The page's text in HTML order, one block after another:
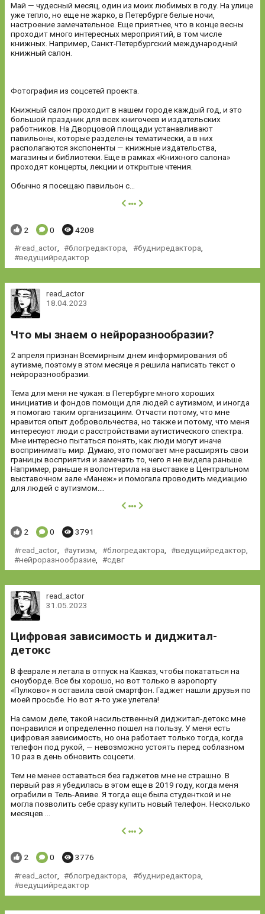
Май — чудесный месяц, один из моих любимых в году. На улице
уже тепло, но еще не жарко, в Петербурге белые ночи,
настроение замечательное. Еще приятнее, что в конце весны
проходит много интересных мероприятий, в том числе
книжных. Например, Санкт-Петербургский международный
книжный салон.
Фотография из соцсетей проекта.
Книжный салон проходит в нашем городе каждый год, и это
большой праздник для всех книгочеев и издательских
работников. На Дворцовой площади устанавливают
павильоны, которые разделены тематически, а в них
располагаются экспоненты — книжные издательства,
магазины и библиотеки. Еще в рамках «Книжного салона»
проходят концерты, лекции и открытые чтения.
Обычно я посещаю павильон с...
далее
Понравилось:
2 Комментариев:
0 Просмотров:
4208
read_actor, блогредактора, будниредактора,
ведущийредактор
read_actor
18.04.2023
Что мы знаем о нейроразнообразии?
2 апреля признан Всемирным днем информирования об
аутизме, поэтому в этом месяце я решила написать текст о
нейроразнообразии.
Тема для меня не чужая: в Петербурге много хороших
инициатив и фондов помощи для людей с аутизмом, и иногда
я помогаю таким организациям. Отчасти потому, что мне
нравится опыт добровольчества, но также и потому, что меня
интересуют люди с расстройствами аутистического спектра.
Мне интересно пытаться понять, как люди могут иначе
воспринимать мир. Думаю, это помогает мне расширять свои
границы восприятия и замечать то, чего я не видела раньше.
Например, раньше я волонтерила на выставке в Центральном
выставочном зале «Манеж» и помогала проводить медиацию
для людей с аутизмом....
далее
Понравилось:
2 Комментариев:
0 Просмотров:
3791
read_actor, аутизм блогредактора ведущийредактор
нейроразнообразие, сдвг
read_actor
31.05.2023
Цифровая зависимость и диджитал-
детокс
В феврале я летала в отпуск на Кавказ, чтобы покататься на
сноуборде. Все бы хорошо, но вот только в аэропорту
«Пулково» я оставила свой смартфон. Гаджет нашли друзья по
моей просьбе. Но вот я-то уже улетела!
На самом деле, такой насильственный диджитал-детокс мне
понравился и определенно пошел на пользу. У меня есть
цифровая зависимость, но она работает только тогда, когда
телефон под рукой, — невозможно устоять перед соблазном
10 раз в день обновить соцсети.
Тем не менее оставаться без гаджетов мне не страшно. В
первый раз я убедилась в этом еще в 2019 году, когда меня
ограбили в Тель-Авиве. Я тогда еще была студенткой и не
могла позволить себе сразу купить новый телефон. Несколько
месяцев ...
далее
Понравилось:
2 Комментариев:
0 Просмотров:
3776
read_actor, блогредактора будниредактора
ведущийредактор